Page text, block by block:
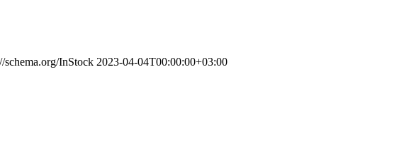
schema.org/InStock 2023-04-04T00:00:00+03:00